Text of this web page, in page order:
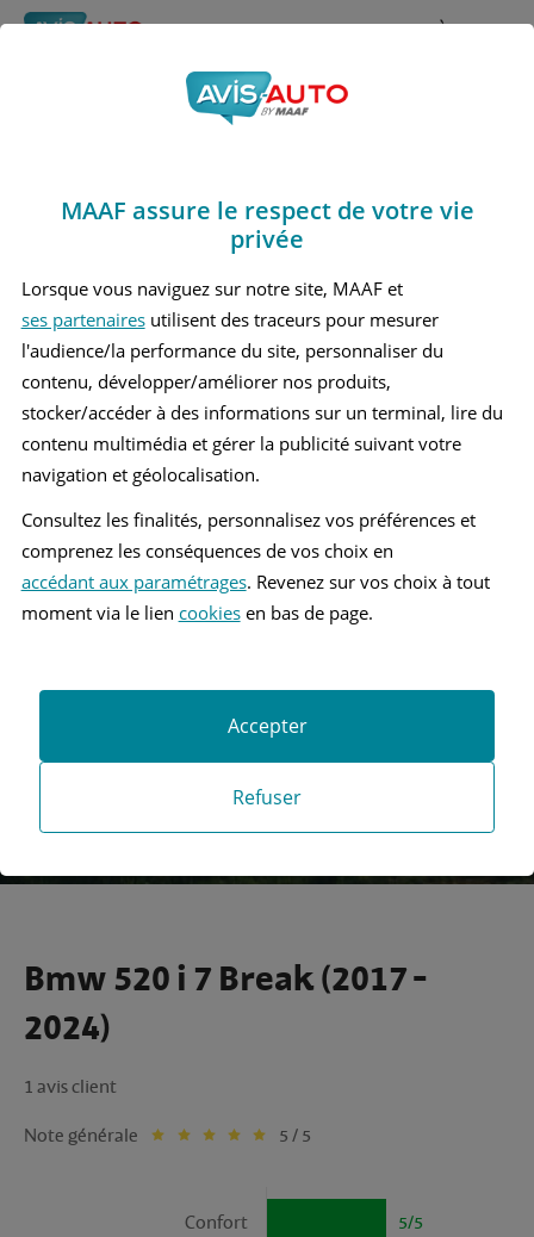
Rechercher À propos
Obtenir un devis d'assurance auto MAAF
Avis Bmw 520 i 7 Break
(2017 - 2024)
Recherche d'un véhicule
Comparer deux véhicules
Recherche
Recherche avancée
Bmw 520 i 7 Break (2017 -
2024)
1 avis client
Note générale 5 / 5
5/5
Confort
MAAF assure le respect de votre vie
privée
Lorsque vous naviguez sur notre site, MAAF et
ses partenairesutilisent des traceurs pour mesurer
l'audience/la performance du site, personnaliser du
contenu, développer/améliorer nos produits,
stocker/accéder à des informations sur un terminal, lire du
contenu multimédia et gérer la publicité suivant votre
navigation et géolocalisation.
Consultez les finalités, personnalisez vos préférences et
comprenez les conséquences de vos choix en
accédant aux paramétrages. Revenez sur vos choix à tout
moment via le lien cookiesen bas de page.
Refuser
Accepter